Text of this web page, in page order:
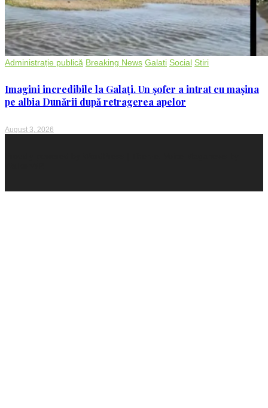
Administrație publică Breaking News Galati Social Stiri
Imagini incredibile la Galați. Un șofer a intrat cu mașina
pe albia Dunării după retragerea apelor
August 3, 2026